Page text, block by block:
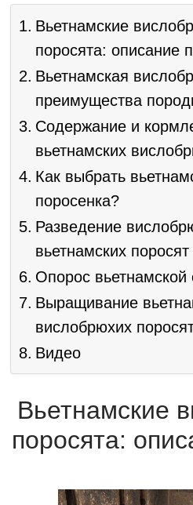
Вьетнамские
поросята: описание
Вьетнамская
преимущества
Содержание и
вьетнамских
Как выбрать
поросенка?
Разведение
вьетнамских поросят
Опорос вьетнамской
Выращивание
вислобрюхих
Видео
Вьетнамские
поросята: